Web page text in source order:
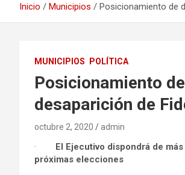
Inicio Municipios Posicionamiento de
MUNICIPIOS POLÍTICA
Posicionamiento
desaparición de
octubre 2, 2020 admin
· El Ejecutivo dispondrá de
próximas elecciones